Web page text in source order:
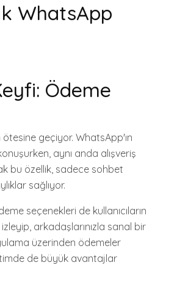
WhatsApp
Ödeme
geçiyor. WhatsApp'ın
aynı anda alışveriş
bu özellik, sadece sohbet
sağlıyor.
seçenekleri de kullanıcıların
arkadaşlarınızla sanal bir
üzerinden ödemeler
de büyük avantajlar